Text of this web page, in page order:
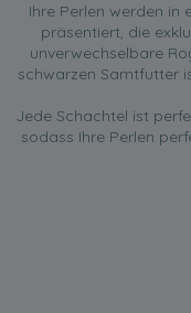
Ihre Perlen werden in
präsentiert, die
unverwechselbare
schwarzen Samtfutter
Jede Schachtel ist
sodass Ihre Perlen